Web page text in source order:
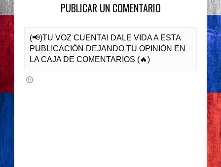
PUBLICAR UN COMENTARIO
(📢)TU VOZ CUENTA! DALE VIDA A ESTA
PUBLICACIÓN DEJANDO TU OPINIÓN EN
LA CAJA DE COMENTARIOS (🔥)